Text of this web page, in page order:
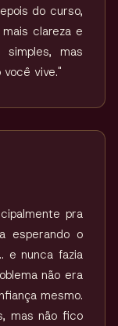
do curso,
clareza e
mas
vive."
pra
esperando o
e nunca fazia
não era
mesmo.
mas não fico